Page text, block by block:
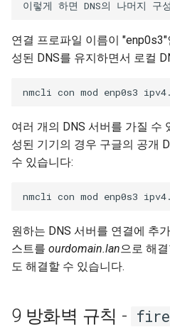
연결 프로파일 이름이
성된 DNS를 유지하면서 로컬
여러 개의 DNS 서버를 가질 수
성된 기기의 경우 구글의 공개
수 있습니다:
원하는 DNS 서버를 연결에 추
스트를 ourdomain.lan으로 해
도 해결할 수 있습니다.
9 방화벽 규칙 -